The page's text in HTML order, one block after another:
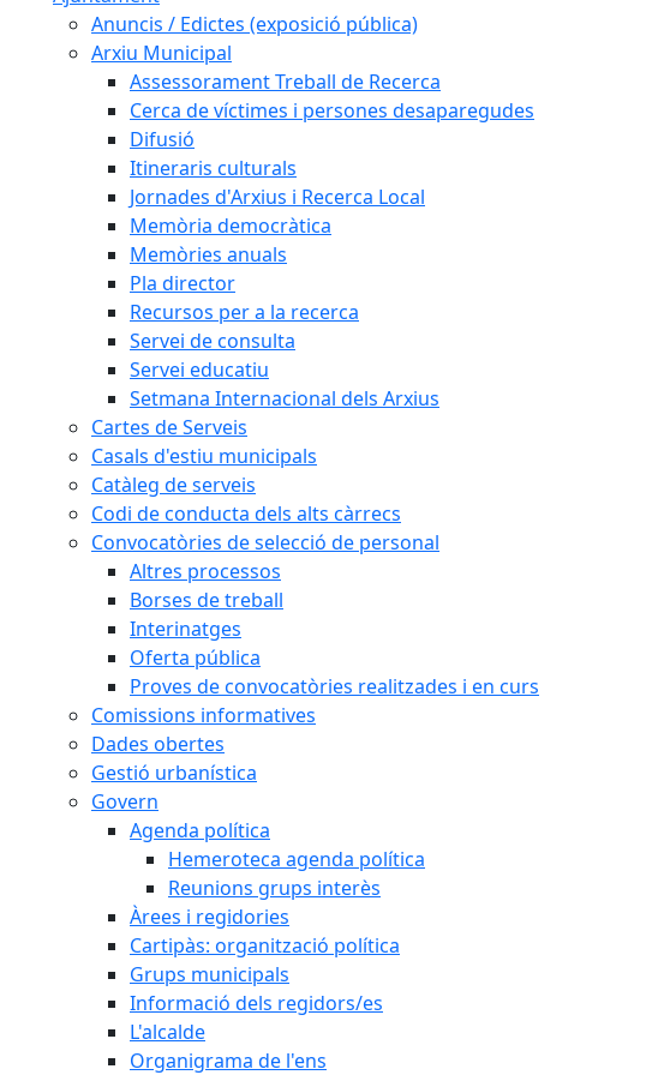
Anuncis / Edictes (exposició pública)
Arxiu Municipal
Assessorament Treball de Recerca
Cerca de víctimes i persones desaparegudes
Difusió
Itineraris culturals
Jornades d'Arxius i Recerca Local
Memòria democràtica
Memòries anuals
Pla director
Recursos per a la recerca
Servei de consulta
Servei educatiu
Setmana Internacional dels Arxius
Cartes de Serveis
Casals d'estiu municipals
Catàleg de serveis
Codi de conducta dels alts càrrecs
Convocatòries de selecció de personal
Altres processos
Borses de treball
Interinatges
Oferta pública
Proves de convocatòries realitzades i en curs
Comissions informatives
Dades obertes
Gestió urbanística
Govern
Agenda política
Hemeroteca agenda política
Reunions grups interès
Àrees i regidories
Cartipàs: organització política
Grups municipals
Informació dels regidors/es
L'alcalde
Organigrama de l'ens